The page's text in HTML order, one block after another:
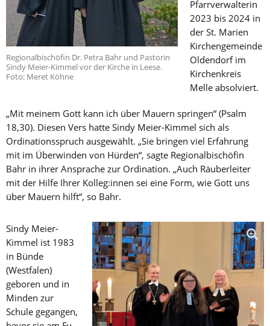
Regionalbischöfin Dr. Petra Bahr und Pastorin
Sindy Meier-Kimmel vor der Kirche in Leese.
Foto: Meret Köhne
Pfarrverwalterin
2023 bis 2024 in
der St. Marien
Kirchengemeinde
Oldendorf im
Kirchenkreis
Melle absolviert.
„Mit meinem Gott kann ich über Mauern springen“ (Psalm
18,30). Diesen Vers hatte Sindy Meier-Kimmel sich als
Ordinationsspruch ausgewählt. „Sie bringen viel Erfahrung
mit im Überwinden von Hürden“, sagte Regionalbischöfin
Bahr in ihrer Ansprache zur Ordination. „Auch Räuberleiter
mit der Hilfe Ihrer Kolleg:innen sei eine Form, wie Gott uns
über Mauern hilft“, so Bahr.
Sindy Meier-
Kimmel ist 1983
in Bünde
(Westfalen)
geboren und in
Minden zur
Schule gegangen,